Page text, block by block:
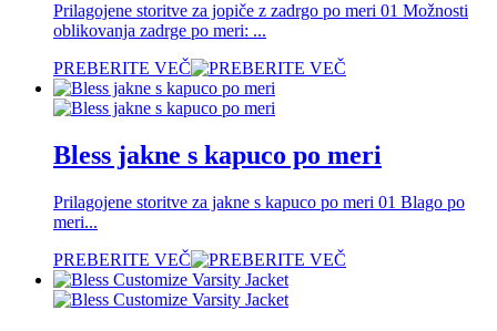
Prilagojene storitve za jopiče z zadrgo po meri 01 Možnosti
oblikovanja zadrge po meri: ...
PREBERITE VEČ
Bless jakne s kapuco po meri
Prilagojene storitve za jakne s kapuco po meri 01 Blago po
meri...
PREBERITE VEČ